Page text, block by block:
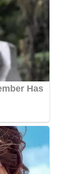
akan
ini
Madrid di
digelar
tim
dunia.
Maret.